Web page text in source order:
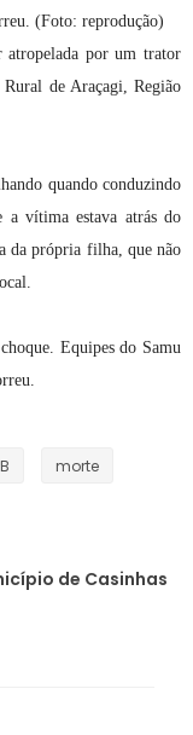
(Foto: reprodução)
atropelada por um trator
de Araçagi, Região
quando conduzindo
a vítima estava atrás do
da própria filha, que não
Equipes do Samu
morte
de Casinhas